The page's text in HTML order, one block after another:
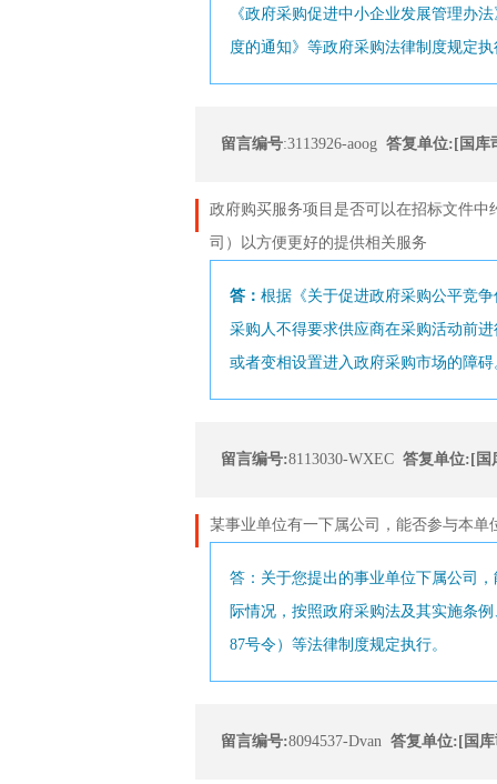
《政府采购促进中小企业发展管理办
度的通知》等政府采购法律制度规定
留言编号:3113926-aoog答复单位:[国库
政府购买服务项目是否可以在招标文件
司）以方便更好的提供相关服务
答：根据《关于促进政府采购公平竞
采购人不得要求供应商在采购活动前
或者变相设置进入政府采购市场的障碍
留言编号:8113030-WXEC答复单位:[国
某事业单位有一下属公司，能否参与本单
答：关于您提出的事业单位下属公司
际情况，按照政府采购法及其实施条
87号令）等法律制度规定执行。
留言编号:8094537-Dvan答复单位:[国